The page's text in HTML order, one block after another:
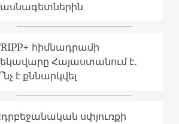
հիմնադրամի
Հայաստանում է․
է քննարկվել
սփյուռքի